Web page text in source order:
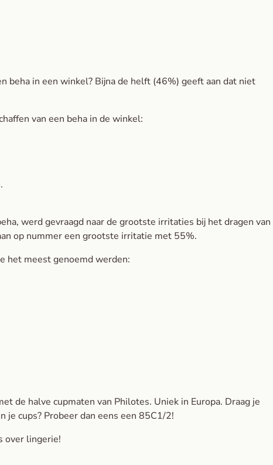
beha in een winkel? Bijna de helft (46%) geeft aan dat niet
van een beha in de winkel:
werd gevraagd naar de grootste irritaties bij het dragen van
op nummer een grootste irritatie met 55%.
het meest genoemd werden:
de halve cupmaten van Philotes. Uniek in Europa. Draag je
je cups? Probeer dan eens een 85C1/2!
over lingerie!